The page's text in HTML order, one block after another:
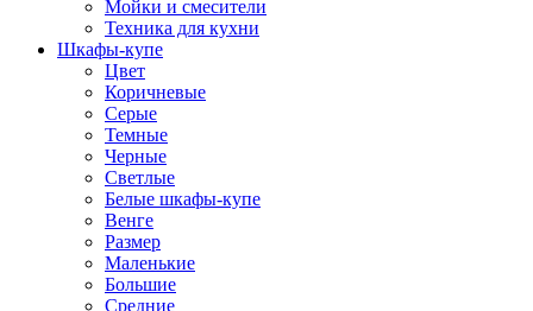
Мойки и смесители
Техника для кухни
Шкафы-купе
Цвет
Коричневые
Серые
Темные
Черные
Светлые
Белые шкафы-купе
Венге
Размер
Маленькие
Большие
Средние